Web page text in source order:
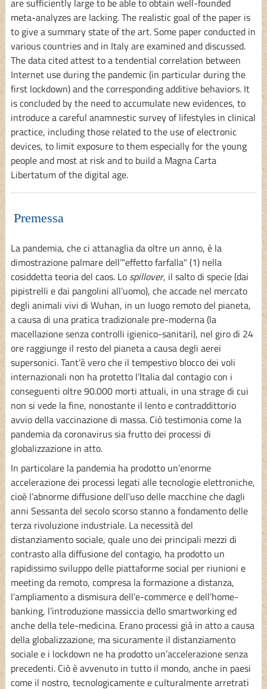
are sufficiently large to be able to obtain well-founded
meta-analyzes are lacking. The realistic goal of the paper is
to give a summary state of the art. Some paper conducted in
various countries and in Italy are examined and discussed.
The data cited attest to a tendential correlation between
Internet use during the pandemic (in particular during the
first lockdown) and the corresponding additive behaviors. It
is concluded by the need to accumulate new evidences, to
introduce a careful anamnestic survey of lifestyles in clinical
practice, including those related to the use of electronic
devices, to limit exposure to them especially for the young
people and most at risk and to build a Magna Carta
Libertatum of the digital age.
Premessa
La pandemia, che ci attanaglia da oltre un anno, è la
dimostrazione palmare dell’"effetto farfalla" (1) nella
cosiddetta teoria del caos. Lo spillover, il salto di specie (dai
pipistrelli e dai pangolini all’uomo), che accade nel mercato
degli animali vivi di Wuhan, in un luogo remoto del pianeta,
a causa di una pratica tradizionale pre-moderna (la
macellazione senza controlli igienico-sanitari), nel giro di 24
ore raggiunge il resto del pianeta a causa degli aerei
supersonici. Tant’è vero che il tempestivo blocco dei voli
internazionali non ha protetto l’Italia dal contagio con i
conseguenti oltre 90.000 morti attuali, in una strage di cui
non si vede la fine, nonostante il lento e contraddittorio
avvio della vaccinazione di massa. Ciò testimonia come la
pandemia da coronavirus sia frutto dei processi di
globalizzazione in atto.
In particolare la pandemia ha prodotto un’enorme
accelerazione dei processi legati alle tecnologie elettroniche,
cioè l’abnorme diffusione dell’uso delle macchine che dagli
anni Sessanta del secolo scorso stanno a fondamento delle
terza rivoluzione industriale. La necessità del
distanziamento sociale, quale uno dei principali mezzi di
contrasto alla diffusione del contagio, ha prodotto un
rapidissimo sviluppo delle piattaforme social per riunioni e
meeting da remoto, compresa la formazione a distanza,
l’ampliamento a dismisura dell’e-commerce e dell’home-
banking, l’introduzione massiccia dello smartworking ed
anche della tele-medicina. Erano processi già in atto a causa
della globalizzazione, ma sicuramente il distanziamento
sociale e i lockdown ne ha prodotto un’accelerazione senza
precedenti. Ciò è avvenuto in tutto il mondo, anche in paesi
come il nostro, tecnologicamente e culturalmente arretrati